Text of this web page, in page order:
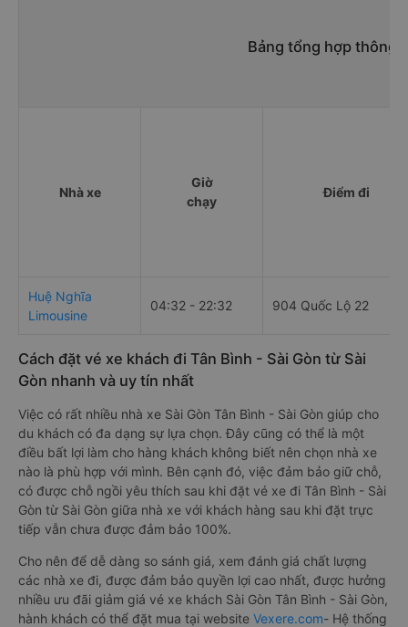
Bảng tổng hợp thông
Nhà xe
Giờ
chạy
Điểm đi
Huệ Nghĩa
Limousine
04:32 - 22:32 904 Quốc Lộ 22
Cách đặt vé xe khách đi Tân Bình - Sài Gòn từ Sài
Gòn nhanh và uy tín nhất
Việc có rất nhiều nhà xe Sài Gòn Tân Bình - Sài Gòn giúp cho
du khách có đa dạng sự lựa chọn. Đây cũng có thể là một
điều bất lợi làm cho hàng khách không biết nên chọn nhà xe
nào là phù hợp với mình. Bên cạnh đó, việc đảm bảo giữ chỗ,
có được chỗ ngồi yêu thích sau khi đặt vé xe đi Tân Bình - Sài
Gòn từ Sài Gòn giữa nhà xe với khách hàng sau khi đặt trực
tiếp vẫn chưa được đảm bảo 100%.
Cho nên để dễ dàng so sánh giá, xem đánh giá chất lượng
các nhà xe đi, được đảm bảo quyền lợi cao nhất, được hưởng
nhiều ưu đãi giảm giá vé xe khách Sài Gòn Tân Bình - Sài Gòn,
hành khách có thể đặt mua tại website Vexere.com- Hệ thống